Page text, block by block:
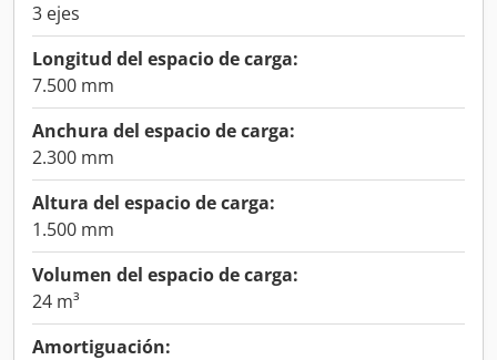
3 ejes
Longitud del espacio de carga:
7.500 mm
Anchura del espacio de carga:
2.300 mm
Altura del espacio de carga:
1.500 mm
Volumen del espacio de carga:
24 m³
Amortiguación: